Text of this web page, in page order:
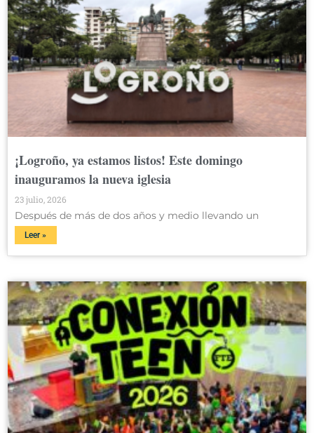
¡Logroño, ya estamos listos! Este domingo
inauguramos la nueva iglesia
23 julio, 2026
Después de más de dos años y medio llevando un
Leer »